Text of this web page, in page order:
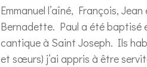
Emmanuel l’aîné, François,
Bernadette. Paul a été baptisé
cantique à Saint Joseph. Ils
et sœurs) j’ai appris à être